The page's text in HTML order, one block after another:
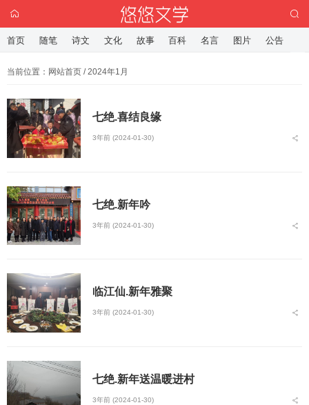
当前位置： 网站首页 / 2024年1月
七绝.喜结良缘
3年前 (2024-01-30)
七绝.新年吟
3年前 (2024-01-30)
临江仙.新年雅聚
3年前 (2024-01-30)
七绝.新年送温暖进村
3年前 (2024-01-30)
首页 随笔 诗文 文化 故事 百科 名言 图片 公告